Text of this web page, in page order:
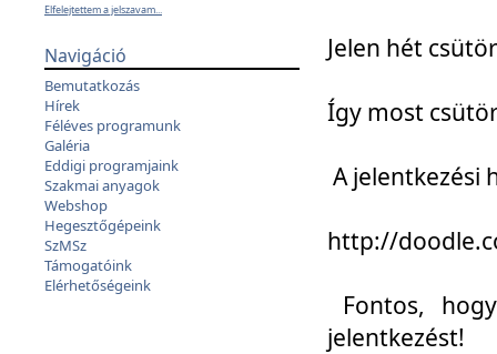
Elfelejtettem a jelszavam...
Navigáció
Bemutatkozás
Hírek
Féléves programunk
Galéria
Eddigi programjaink
Szakmai anyagok
Webshop
Hegesztőgépeink
SzMSz
Támogatóink
Elérhetőségeink
Jelen hét
Így most
A jelentkezési
http://
Fontos,
jelentkezést!